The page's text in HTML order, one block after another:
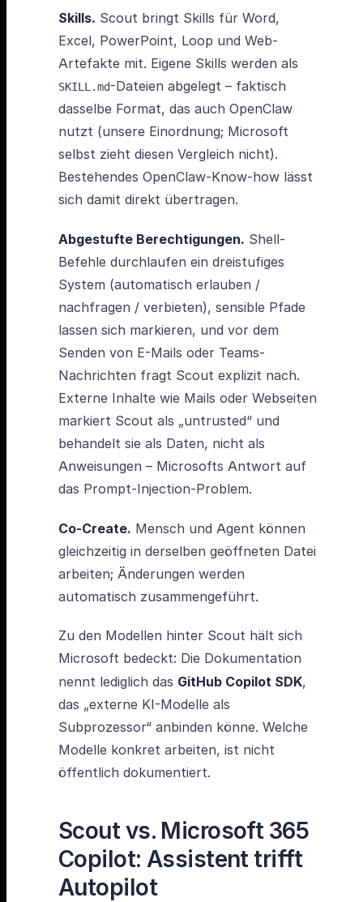
Skills. Scout bringt Skills für Word,
Excel, PowerPoint, Loop und Web-
Artefakte mit. Eigene Skills werden als
SKILL.md-Dateien abgelegt – faktisch
dasselbe Format, das auch OpenClaw
nutzt (unsere Einordnung; Microsoft
selbst zieht diesen Vergleich nicht).
Bestehendes OpenClaw-Know-how lässt
sich damit direkt übertragen.
Abgestufte Berechtigungen. Shell-
Befehle durchlaufen ein dreistufiges
System (automatisch erlauben /
nachfragen / verbieten), sensible Pfade
lassen sich markieren, und vor dem
Senden von E-Mails oder Teams-
Nachrichten fragt Scout explizit nach.
Externe Inhalte wie Mails oder Webseiten
markiert Scout als „untrusted“ und
behandelt sie als Daten, nicht als
Anweisungen – Microsofts Antwort auf
das Prompt-Injection-Problem.
Co-Create. Mensch und Agent können
gleichzeitig in derselben geöffneten Datei
arbeiten; Änderungen werden
automatisch zusammengeführt.
Zu den Modellen hinter Scout hält sich
Microsoft bedeckt: Die Dokumentation
nennt lediglich das GitHub Copilot SDK,
das „externe KI-Modelle als
Subprozessor“ anbinden könne. Welche
Modelle konkret arbeiten, ist nicht
öffentlich dokumentiert.
Scout vs. Microsoft 365
Copilot: Assistent trifft
Autopilot